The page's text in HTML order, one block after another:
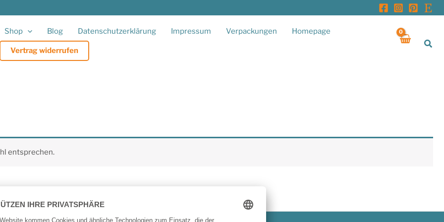
Shop Blog Datenschutzerklärung Impressum Verpackungen Homepage
Vertrag widerrufen
entsprechen.